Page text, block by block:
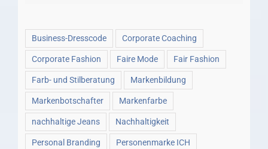
Business-Dresscode Corporate Coaching
Corporate Fashion Faire Mode Fair Fashion
Farb- und Stilberatung Markenbildung
Markenbotschafter Markenfarbe
nachhaltige Jeans Nachhaltigkeit
Personal Branding Personenmarke ICH